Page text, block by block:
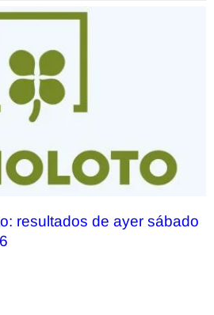
resultados de ayer sábado